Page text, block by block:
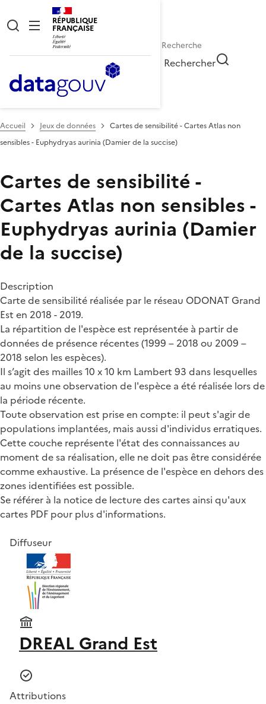
RÉPUBLIQUE
FRANÇAISE
Rechercher
Accueil Jeux de données
Cartes de sensibilité - Cartes Atlas non
sensibles - Euphydryas aurinia (Damier de la succise)
Cartes de sensibilité -
Cartes Atlas non sensibles -
Euphydryas aurinia (Damier
de la succise)
Description
Carte de sensibilité réalisée par le réseau ODONAT Grand
Est en 2018 - 2019.
La répartition de l'espèce est représentée à partir de
données de présence récentes (1999 – 2018 ou 2009 –
2018 selon les espèces).
Il s’agit des mailles 10 x 10 km Lambert 93 dans lesquelles
au moins une observation de l'espèce a été réalisée lors de
la période récente.
Toute observation est prise en compte: il peut s'agir de
populations implantées, mais aussi d'individus erratiques.
Cette couche représente l'état des connaissances au
moment de sa réalisation, elle ne doit pas être considérée
comme exhaustive. La présence de l'espèce en dehors des
zones identifiées est possible.
Se référer à la notice de lecture des cartes ainsi qu'aux
cartes PDF pour plus d'informations.
Diffuseur
DREAL Grand Est
Attributions